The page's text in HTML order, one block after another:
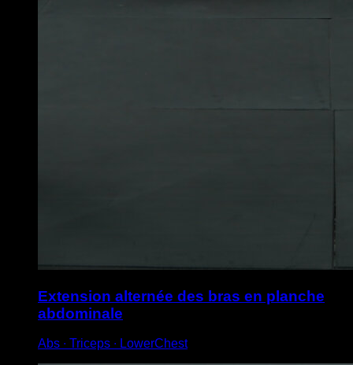
Extension alternée des bras en planche
abdominale
Abs ∙ Triceps ∙ LowerChest